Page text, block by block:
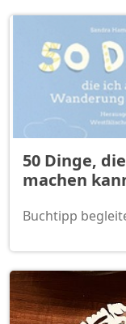
50 Dinge,
machen
Buchtipp